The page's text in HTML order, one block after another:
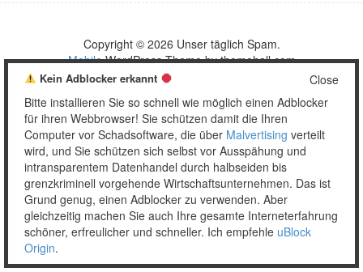
Copyright © 2026 Unser täglich Spam.
MobileWordPress Theme by themehall.com
Close
Kein Adblocker erkannt
Bitte installieren Sie so schnell wie möglich einen Adblocker
für ihren Webbrowser! Sie schützen damit die Ihren
Computer vor Schadsoftware, die über Malvertising verteilt
wird, und Sie schützen sich selbst vor Ausspähung und
intransparentem Datenhandel durch halbseiden bis
grenzkriminell vorgehende Wirtschaftsunternehmen. Das ist
Grund genug, einen Adblocker zu verwenden. Aber
gleichzeitig machen Sie auch Ihre gesamte Interneterfahrung
schöner, erfreulicher und schneller. Ich empfehle uBlock
Origin.